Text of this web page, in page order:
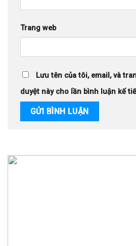
Trang web
Lưu tên của tôi, email, và
duyệt này cho lần bình luận kế